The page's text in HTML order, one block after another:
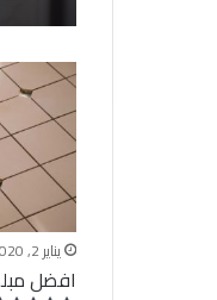
يناير 2, 2020
افضل